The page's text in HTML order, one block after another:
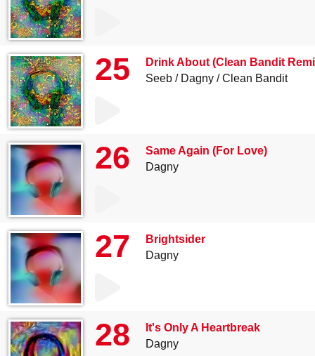
25
Drink About (Clean Bandit
Seeb
Dagny Clean Bandit
26
Same Again (For Love)
Dagny
27
Brightsider
Dagny
28
It's Only A Heartbreak
Dagny